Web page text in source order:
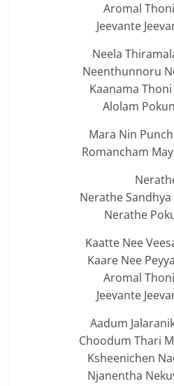
Aromal
Jeevante
Neela
Neenthunnoru
Kaanama
Alolam
Mara Nin
Romancham
Nerathe
Nerathe
Kaatte Nee
Kaare Nee
Aromal
Jeevante
Aadum
Choodum Thari
Ksheenichen
Njanentha